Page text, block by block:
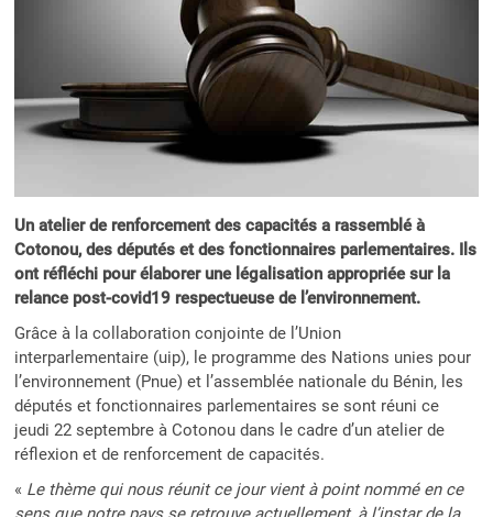
Un atelier de renforcement des capacités a rassemblé à
Cotonou, des députés et des fonctionnaires parlementaires. Ils
ont réfléchi pour élaborer une légalisation appropriée sur la
relance post-covid19 respectueuse de l’environnement.
Grâce à la collaboration conjointe de l’Union
interparlementaire (uip), le programme des Nations unies pour
l’environnement (Pnue) et l’assemblée nationale du Bénin, les
députés et fonctionnaires parlementaires se sont réuni ce
jeudi 22 septembre à Cotonou dans le cadre d’un atelier de
réflexion et de renforcement de capacités.
« Le thème qui nous réunit ce jour vient à point nommé en ce